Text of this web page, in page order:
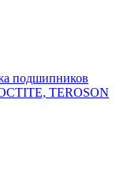
подшипников
TEROSON